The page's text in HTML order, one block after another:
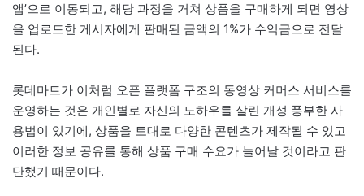
앱’으로 이동되고, 해당 과정을 거쳐 상품을 구매하게 되면 영상
을 업로드한 게시자에게 판매된 금액의 1%가 수익금으로 전달
된다.
롯데마트가 이처럼 오픈 플랫폼 구조의 동영상 커머스 서비스를
운영하는 것은 개인별로 자신의 노하우를 살린 개성 풍부한 사
용법이 있기에, 상품을 토대로 다양한 콘텐츠가 제작될 수 있고
이러한 정보 공유를 통해 상품 구매 수요가 늘어날 것이라고 판
단했기 때문이다.